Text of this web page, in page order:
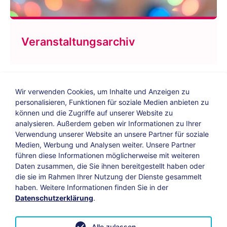
Veranstaltungsarchiv
Bildungs-Blog| Instagram| Facebook|
YouTube
Impressum Suche Datenschutz
Wir verwenden Cookies, um Inhalte und Anzeigen zu
personalisieren, Funktionen für soziale Medien anbieten zu
können und die Zugriffe auf unserer Website zu
analysieren. Außerdem geben wir Informationen zu Ihrer
Verwendung unserer Website an unsere Partner für soziale
Medien, Werbung und Analysen weiter. Unsere Partner
führen diese Informationen möglicherweise mit weiteren
Daten zusammen, die Sie ihnen bereitgestellt haben oder
die sie im Rahmen Ihrer Nutzung der Dienste gesammelt
haben. Weitere Informationen finden Sie in der
Datenschutzerklärung.